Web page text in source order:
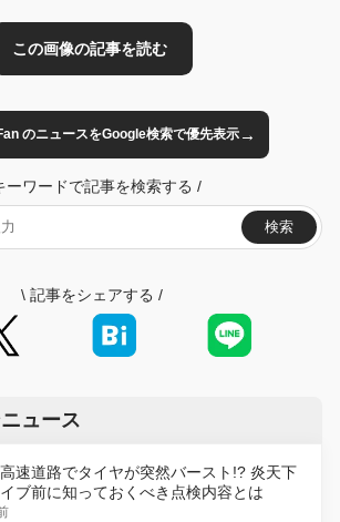
のニュースをGoogle検索で優先表示→
ーワードで記事を検索する /
検索
\ 記事をシェアする /
ュース
速道路でタイヤが突然バースト!? 炎天下
ブ前に知っておくべき点検内容とは